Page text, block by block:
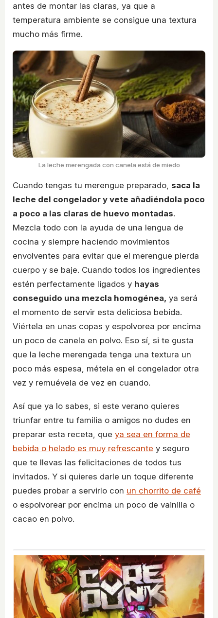
antes de montar las claras, ya que a
temperatura ambiente se consigue una textura
mucho más firme.
La leche merengada con canela está de miedo
Cuando tengas tu merengue preparado, saca la
leche del congelador y vete añadiéndola poco
a poco a las claras de huevo montadas.
Mezcla todo con la ayuda de una lengua de
cocina y siempre haciendo movimientos
envolventes para evitar que el merengue pierda
cuerpo y se baje. Cuando todos los ingredientes
estén perfectamente ligados y hayas
conseguido una mezcla homogénea, ya será
el momento de servir esta deliciosa bebida.
Viértela en unas copas y espolvorea por encima
un poco de canela en polvo. Eso sí, si te gusta
que la leche merengada tenga una textura un
poco más espesa, métela en el congelador otra
vez y remuévela de vez en cuando.
Así que ya lo sabes, si este verano quieres
triunfar entre tu familia o amigos no dudes en
preparar esta receta, que ya sea en forma de
bebida o helado es muy refrescante y seguro
que te llevas las felicitaciones de todos tus
invitados. Y si quieres darle un toque diferente
puedes probar a servirlo con un chorrito de café
o espolvorear por encima un poco de vainilla o
cacao en polvo.